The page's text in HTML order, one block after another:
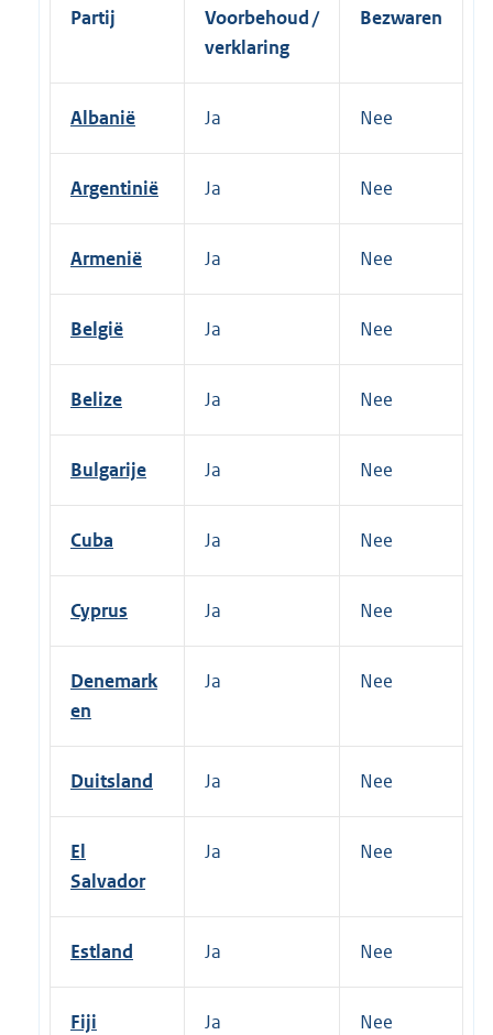
Partij
Voorbehoud /
verklaring
Bezwaren
Albanië Ja Nee
Argentinië Ja Nee
Armenië Ja Nee
België Ja Nee
Belize Ja Nee
Bulgarije Ja Nee
Cuba Ja Nee
Cyprus Ja Nee
Denemark
en
Ja Nee
Duitsland Ja Nee
El
Salvador
Ja Nee
Estland Ja Nee
Fiji Ja Nee